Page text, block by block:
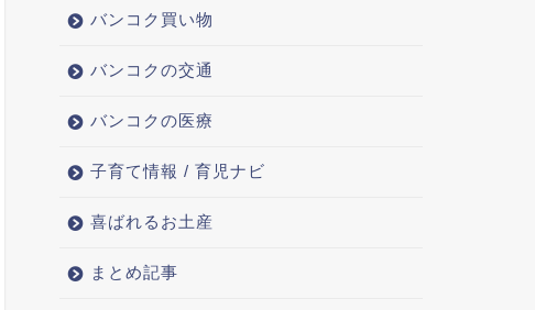
バンコク買い物
バンコクの交通
バンコクの医療
子育て情報 / 育児ナビ
喜ばれるお土産
まとめ記事